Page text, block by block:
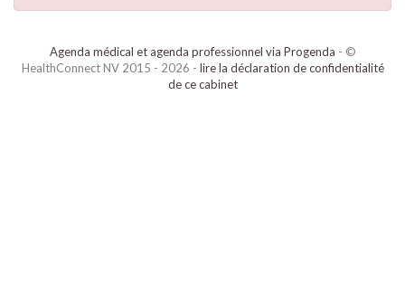
Agenda médical et agenda professionnel via Progenda - ©
HealthConnect NV 2015 - 2026 - lire la déclaration de confidentialité
de ce cabinet